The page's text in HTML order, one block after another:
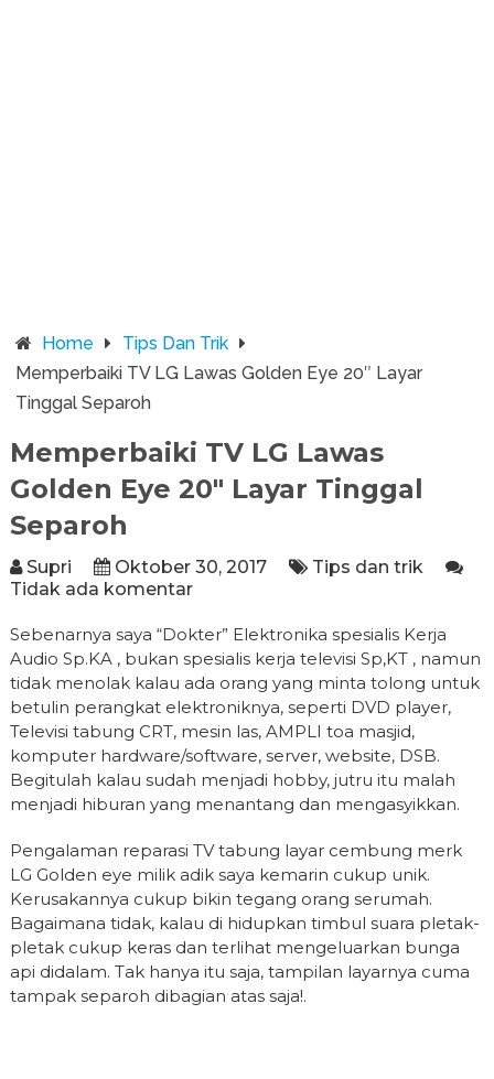
Home
Tips Dan Trik
Memperbaiki TV LG Lawas Golden Eye 20″ Layar
Tinggal Separoh
Memperbaiki TV LG Lawas
Golden Eye 20″ Layar Tinggal
Separoh
Supri Oktober 30, 2017
Tips dan trik
Tidak ada komentar
Sebenarnya saya “Dokter” Elektronika spesialis Kerja
Audio Sp.KA , bukan spesialis kerja televisi Sp,KT , namun
tidak menolak kalau ada orang yang minta tolong untuk
betulin perangkat elektroniknya, seperti DVD player,
Televisi tabung CRT, mesin las, AMPLI toa masjid,
komputer hardware/software, server, website, DSB.
Begitulah kalau sudah menjadi hobby, jutru itu malah
menjadi hiburan yang menantang dan mengasyikkan.
Pengalaman reparasi TV tabung layar cembung merk
LG Golden eye milik adik saya kemarin cukup unik.
Kerusakannya cukup bikin tegang orang serumah.
Bagaimana tidak, kalau di hidupkan timbul suara pletak-
pletak cukup keras dan terlihat mengeluarkan bunga
api didalam. Tak hanya itu saja, tampilan layarnya cuma
tampak separoh dibagian atas saja!.